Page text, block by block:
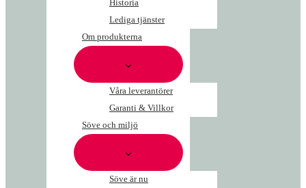
Historia
Lediga tjänster
Om produkterna
Våra leverantörer
Garanti & Villkor
Söve och miljö
Söve är nu